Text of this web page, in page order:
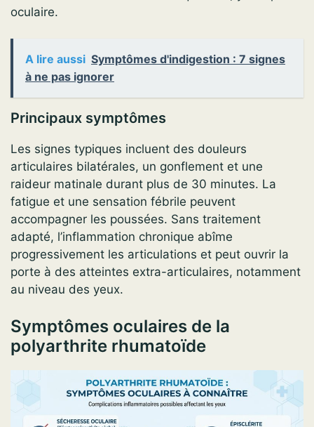
oculaire.
A lire aussi Symptômes d'indigestion : 7 signes
à ne pas ignorer
Principaux symptômes
Les signes typiques incluent des douleurs
articulaires bilatérales, un gonflement et une
raideur matinale durant plus de 30 minutes. La
fatigue et une sensation fébrile peuvent
accompagner les poussées. Sans traitement
adapté, l’inflammation chronique abîme
progressivement les articulations et peut ouvrir la
porte à des atteintes extra-articulaires, notamment
au niveau des yeux.
Symptômes oculaires de la
polyarthrite rhumatoïde